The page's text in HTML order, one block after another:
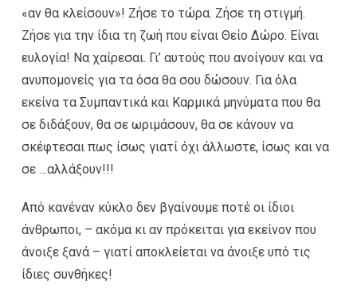
«αν θα κλείσουν»! Ζήσε το τώρα. Ζήσε τη στιγμή.
Ζήσε για την ίδια τη ζωή που είναι Θείο Δώρο. Είναι
ευλογία! Να χαίρεσαι. Γι’ αυτούς που ανοίγουν και να
ανυπομονείς για τα όσα θα σου δώσουν. Για όλα
εκείνα τα Συμπαντικά και Καρμικά μηνύματα που θα
σε διδάξουν, θα σε ωριμάσουν, θα σε κάνουν να
σκέφτεσαι πως ίσως γιατί όχι άλλωστε, ίσως και να
σε …αλλάξουν!!!
Από κανέναν κύκλο δεν βγαίνουμε ποτέ οι ίδιοι
άνθρωποι, – ακόμα κι αν πρόκειται για εκείνον που
άνοιξε ξανά – γιατί αποκλείεται να άνοιξε υπό τις
ίδιες συνθήκες!